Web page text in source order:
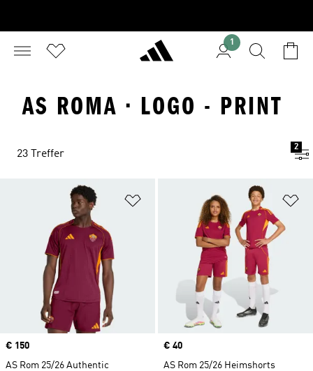
1
AS ROMA · LOGO - PRINT
23 Treffer
2
Zur Wunschliste hinzufügen
Price
€ 150
AS Rom 25/26 Authentic
Price
€ 40
AS Rom 25/26 Heimshorts